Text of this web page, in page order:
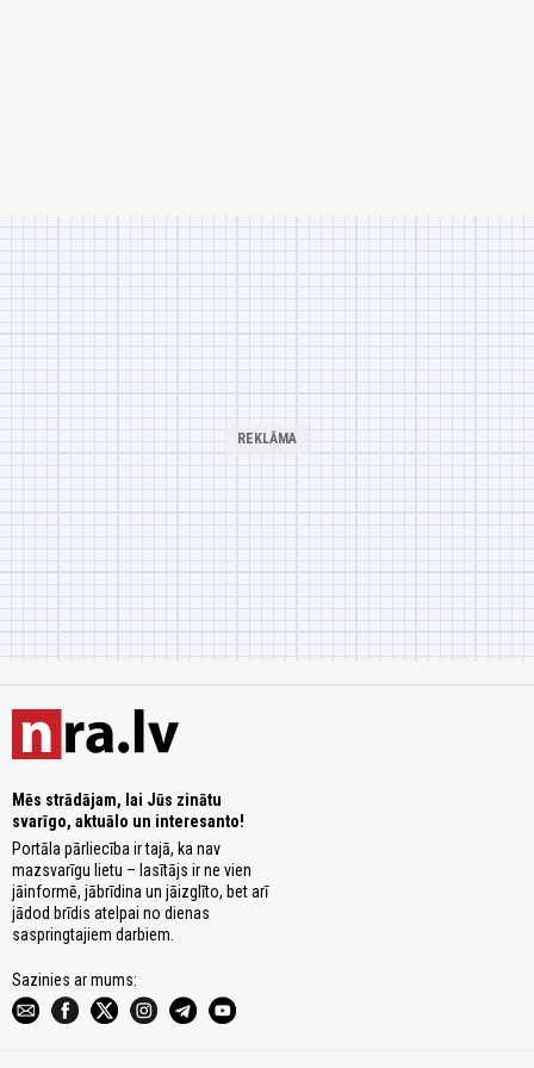
Mēs strādājam, lai Jūs zinātu
svarīgo, aktuālo un interesanto!
Portāla pārliecība ir tajā, ka nav
mazsvarīgu lietu – lasītājs ir ne vien
jāinformē, jābrīdina un jāizglīto, bet arī
jādod brīdis atelpai no dienas
saspringtajiem darbiem.
Sazinies ar mums: